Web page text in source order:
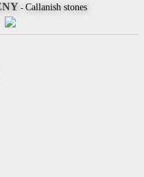
- Callanish stones